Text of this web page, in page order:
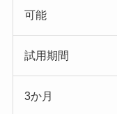
可能
試用期間
3か月